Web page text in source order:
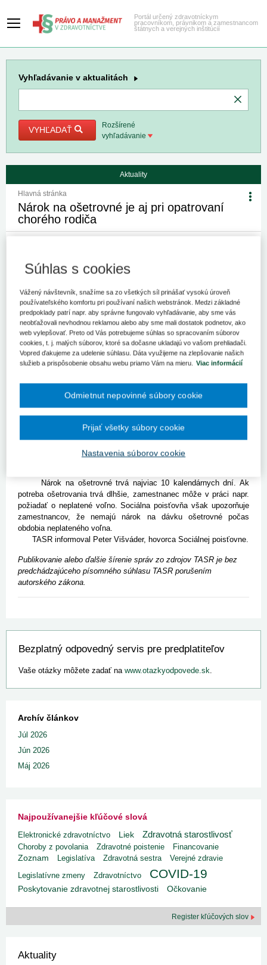
Portál určený zdravotníckym
pracovníkom, právnikom a zamestnancom
štátnych a verejných inštitúcií
Vyhľadávanie v aktualitách
VYHĽADAŤ
Rozšírené
vyhľadávanie
Aktuality
Hlavná stránka
Nárok na ošetrovné je aj pri opatrovaní
chorého rodiča
Sociálna poisťovňa upozorňuje verejnosť, že nárok na dávku
poistenci, ktorí sa starajú o svoje choré dieťa.
Bratislava 10. marca (TASR) - Sociálna poisťovňa upozorňuje
verejnosť, že nárok na dávku ošetrovné majú po splnení ostatných
zákonných podmienok nielen poistenci, ktorí sa starajú o svoje
choré dieťa. Ošetrovné sa vzťahuje aj na tých, ktorí sa starajú o
chorého rodiča.
V takom prípade si dospelé dieťa, ktorému trvá nemocenské
poistenie, prípadne mu trvá ochranná lehota po jeho zániku, môže
uplatniť nárok na dávku podaním I. dielu Žiadosti o ošetrovné.
najlepšie ihneď po vystavení do poisťovne, a to zamestnanec
podľa sídla zamestnávateľa, SZČO podľa miesta trvalého
bydliska. Doručiť ho môže priamo, alebo ak ide o zamestnanca,
prostredníctvom svojho zamestnávateľa. Rovnako potvrdenie o
skončení potreby ošetrovania – II. diel tohto tlačiva – treba zaslať
Nárok na ošetrovné trvá najviac 10 kalendárnych dní. Ak
potreba ošetrovania trvá dlhšie, zamestnanec môže v práci napr.
požiadať o neplatené voľno. Sociálna poisťovňa však upozorňuje
zamestnancov, že nemajú nárok na dávku ošetrovné počas
obdobia neplateného voľna.
TASR informoval Peter Višváder, hovorca Sociálnej poisťovne.
Publikovanie alebo ďalšie šírenie správ zo zdrojov TASR je bez
predchádzajúceho písomného súhlasu TASR porušením
autorského zákona.
Bezplatný odpovedný servis pre predplatiteľov
Vaše otázky môžete zadať na www.otazkyodpovede.sk.
Archív článkov
Júl 2026
Jún 2026
Máj 2026
Najpoužívanejšie kľúčové slová
Elektronické zdravotníctvo Liek Zdravotná starostlivosť
Choroby z povolania Zdravotné poistenie
Financovanie
Zoznam
Legislatíva Zdravotná sestra
Verejné zdravie
Legislatívne zmeny
Zdravotníctvo COVID-19
Poskytovanie zdravotnej starostlivosti Očkovanie
Register kľúčových slov
Aktuality
Súhlas s cookies
Vážený návštevník, snažíme sa zo všetkých síl prinášať vysokú úroveň
používateľského komfortu pri používaní našich webstránok. Medzi základné
predpoklady patrí napr. aby správne fungovalo vyhľadávanie, aby sme vás
neobťažovali nevhodnou reklamou alebo aby sme mali dostatok podnetov, ako
web vylepšovať. Preto od Vás potrebujeme súhlas so spracovaním súborov
cookies, t. j. malých súborov, ktoré sa dočasne ukladajú vo vašom prehliadači.
Vopred ďakujeme za udelenie súhlasu. Dáta využijeme na zlepšovanie našich
služieb a prispôsobenie obsahu webu priamo Vám na mieru. Viac informácií
Nastavenia súborov cookie
Odmietnut nepovinné súbory cookie
Prijať všetky súbory cookie